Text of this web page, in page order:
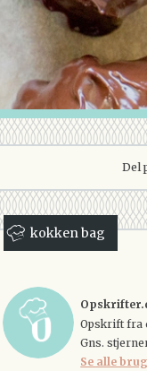
Del
kokken bag
Opskrift fra
Gns.
Se alle